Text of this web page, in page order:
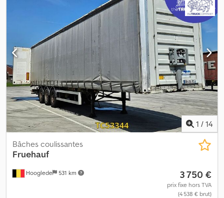
bande de roulement côté gauche : 6 mm ; profondeur de la
bande de roulement côté droit : 8 mm Essieu arrière 2 :
profondeur de la bande de roulement côté gauche : 9 mm ;
profondeur de la bande de roulement côté droit : 7 mm Essieu
arrière 3 : profondeur de la bande de roulement côté gauche :
6 mm ; profondeur de la bande de roulement côté droit : 7 mm
Poids Poids à vide : 7 120 kg Charge utile : 30 880 kg PTAC :
38 000 kg État Dégâts : aucun
1 / 14
Hooglede 531 km
Bâches coulissantes
Fruehauf
3 750 €
prix fixe hors TVA
(4 538 € brut)